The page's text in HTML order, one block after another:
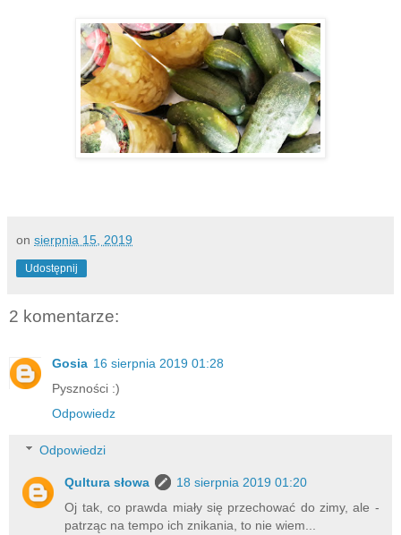
on sierpnia 15, 2019
Udostępnij
2 komentarze:
Gosia 16 sierpnia 2019 01:28
Pyszności :)
Odpowiedz
Odpowiedzi
Qultura słowa
18 sierpnia 2019 01:20
Oj tak, co prawda miały się przechować do zimy, ale -
patrząc na tempo ich znikania, to nie wiem...